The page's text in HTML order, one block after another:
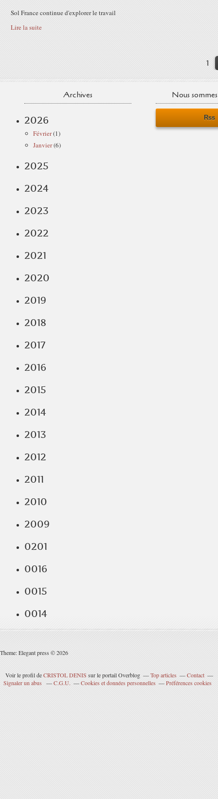
Sol France continue d'explorer le travail
Lire la suite
1
Archives
2026
Février(1)
Janvier(6)
2025
2024
2023
2022
2021
2020
2019
2018
2017
2016
2015
2014
2013
2012
2011
2010
2009
0201
0016
0015
0014
Nous
Rss
Theme: Elegant press © 2026
Voir le profil deCRISTOL DENIS sur le portail Overblog Top articles
Contact
Signaler un abus
C.G.U. Cookies et données personnelles Préférences cookies